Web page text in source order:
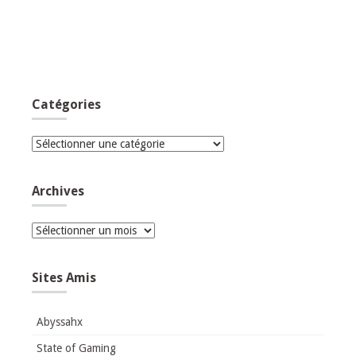
Catégories
Catégories
Archives
Archives
Sites Amis
Abyssahx
State of Gaming